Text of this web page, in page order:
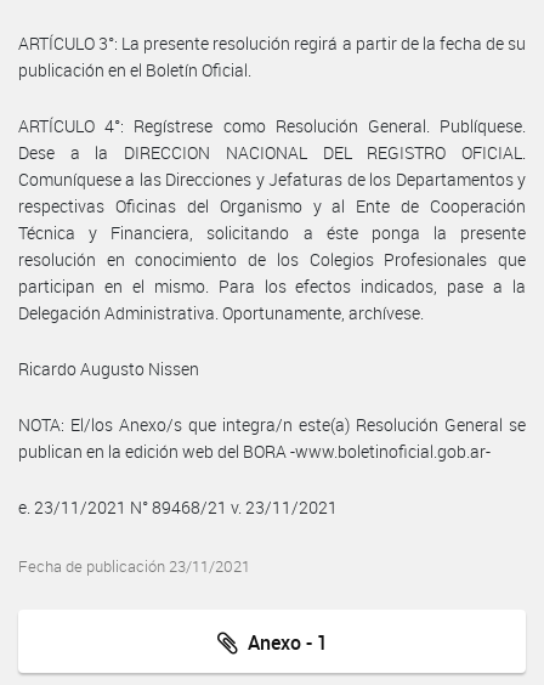
ARTÍCULO 3°: La presente resolución regirá a partir de la fecha de su
publicación en el Boletín Oficial.
ARTÍCULO 4°: Regístrese como Resolución General. Publíquese.
Dese a la DIRECCION NACIONAL DEL REGISTRO OFICIAL.
Comuníquese a las Direcciones y Jefaturas de los Departamentos y
respectivas Oficinas del Organismo y al Ente de Cooperación
Técnica y Financiera, solicitando a éste ponga la presente
resolución en conocimiento de los Colegios Profesionales que
participan en el mismo. Para los efectos indicados, pase a la
Delegación Administrativa. Oportunamente, archívese.
Ricardo Augusto Nissen
NOTA: El/los Anexo/s que integra/n este(a) Resolución General se
publican en la edición web del BORA -www.boletinoficial.gob.ar-
e. 23/11/2021 N° 89468/21 v. 23/11/2021
Fecha de publicación 23/11/2021
Anexo - 1